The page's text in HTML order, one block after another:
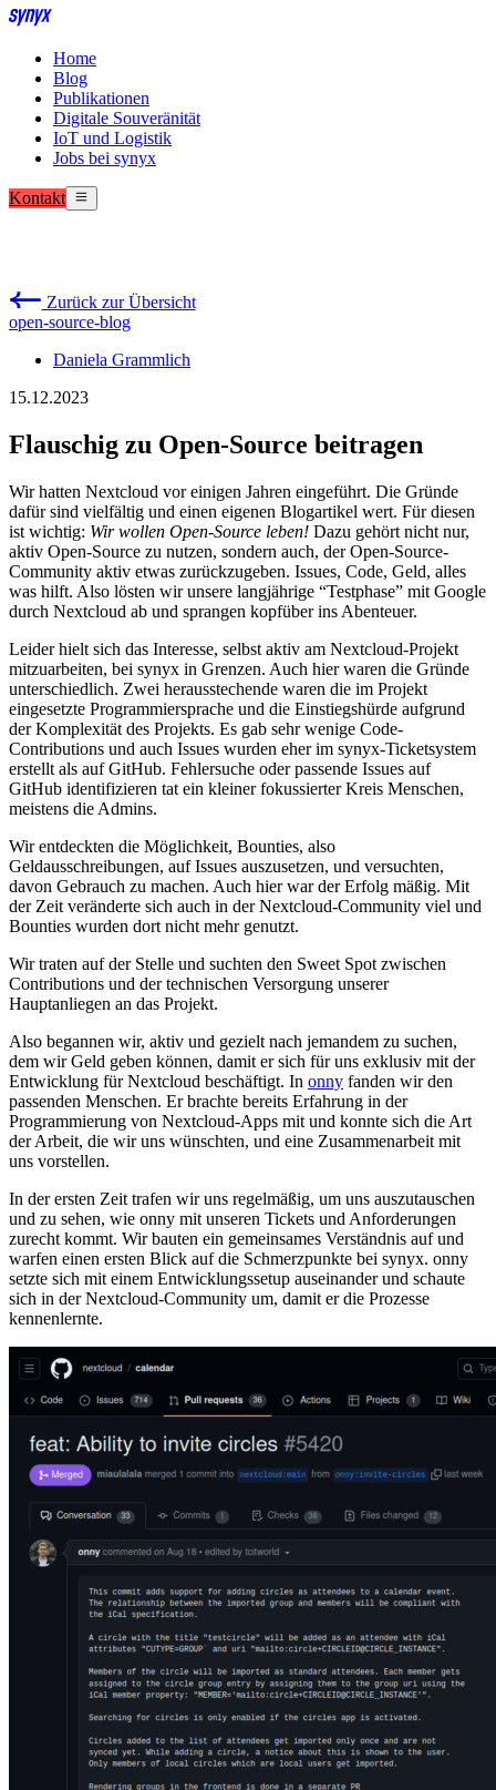
Home
Blog
Publikationen
Digitale Souveränität
IoT und Logistik
Jobs bei synyx
Kontakt
Zurück zur Übersicht
open-source-blog
Daniela Grammlich
15.12.2023
Flauschig zu Open-Source beitragen
Wir hatten Nextcloud vor einigen Jahren eingeführt. Die Gründe
dafür sind vielfältig und einen eigenen Blogartikel wert. Für diesen
ist wichtig: Wir wollen Open-Source leben! Dazu gehört nicht nur,
aktiv Open-Source zu nutzen, sondern auch, der Open-Source-
Community aktiv etwas zurückzugeben. Issues, Code, Geld, alles
was hilft. Also lösten wir unsere langjährige “Testphase” mit Google
durch Nextcloud ab und sprangen kopfüber ins Abenteuer.
Leider hielt sich das Interesse, selbst aktiv am Nextcloud-Projekt
mitzuarbeiten, bei synyx in Grenzen. Auch hier waren die Gründe
unterschiedlich. Zwei herausstechende waren die im Projekt
eingesetzte Programmiersprache und die Einstiegshürde aufgrund
der Komplexität des Projekts. Es gab sehr wenige Code-
Contributions und auch Issues wurden eher im synyx-Ticketsystem
erstellt als auf GitHub. Fehlersuche oder passende Issues auf
GitHub identifizieren tat ein kleiner fokussierter Kreis Menschen,
meistens die Admins.
Wir entdeckten die Möglichkeit, Bounties, also
Geldausschreibungen, auf Issues auszusetzen, und versuchten,
davon Gebrauch zu machen. Auch hier war der Erfolg mäßig. Mit
der Zeit veränderte sich auch in der Nextcloud-Community viel und
Bounties wurden dort nicht mehr genutzt.
Wir traten auf der Stelle und suchten den Sweet Spot zwischen
Contributions und der technischen Versorgung unserer
Hauptanliegen an das Projekt.
Also begannen wir, aktiv und gezielt nach jemandem zu suchen,
dem wir Geld geben können, damit er sich für uns exklusiv mit der
Entwicklung für Nextcloud beschäftigt. In onny fanden wir den
passenden Menschen. Er brachte bereits Erfahrung in der
Programmierung von Nextcloud-Apps mit und konnte sich die Art
der Arbeit, die wir uns wünschten, und eine Zusammenarbeit mit
uns vorstellen.
In der ersten Zeit trafen wir uns regelmäßig, um uns auszutauschen
und zu sehen, wie onny mit unseren Tickets und Anforderungen
zurecht kommt. Wir bauten ein gemeinsames Verständnis auf und
warfen einen ersten Blick auf die Schmerzpunkte bei synyx. onny
setzte sich mit einem Entwicklungssetup auseinander und schaute
sich in der Nextcloud-Community um, damit er die Prozesse
kennenlernte.